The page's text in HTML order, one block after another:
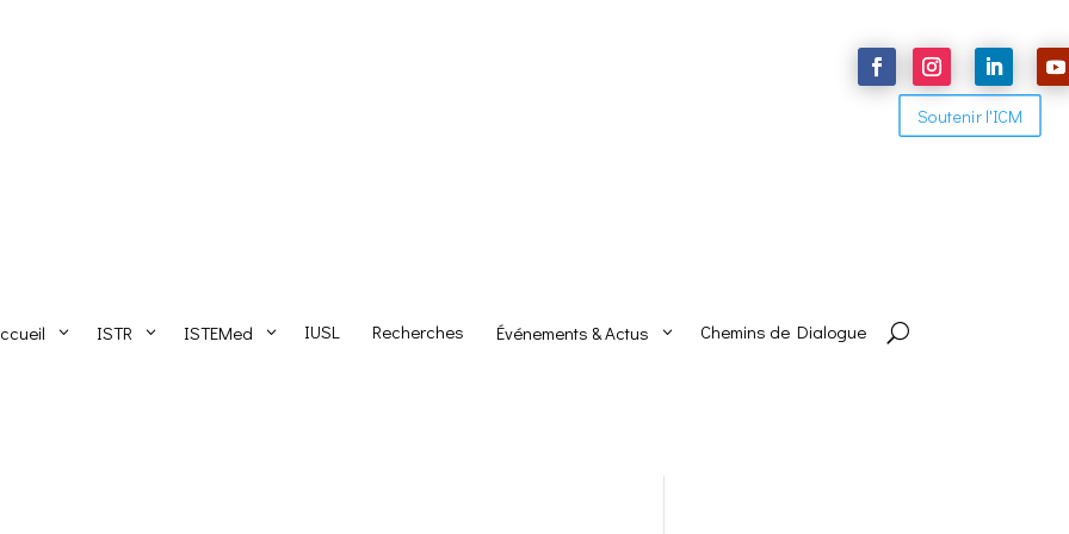
Soutenir l'ICM
3 ISTR 3 ISTEMed 3 IUSL Recherches Événements & Actus 3 Chemins de Dialogue U